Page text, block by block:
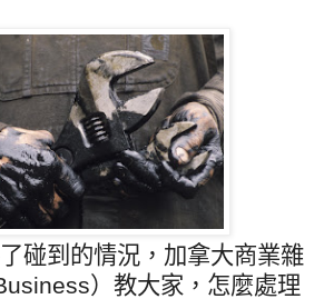
碰到的情況，加拿大商業雜
）教大家，怎麼處理